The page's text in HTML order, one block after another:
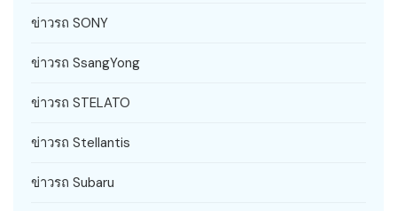
ข่าวรถ SONY
ข่าวรถ SsangYong
ข่าวรถ STELATO
ข่าวรถ Stellantis
ข่าวรถ Subaru